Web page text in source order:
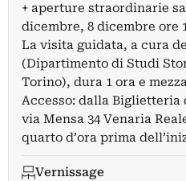
+ aperture straordinarie
dicembre, 8 dicembre ore
La visita guidata, a cura
(Dipartimento di Studi
Torino), dura 1 ora e
Accesso: dalla Biglietteria
via Mensa 34 Venaria
quarto d’ora prima
Vernissage